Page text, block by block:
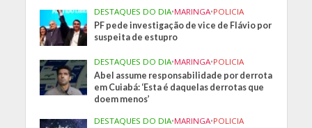
DESTAQUES DO DIA•MARINGA•POLICIA
PF pede investigação de vice de Flávio por
suspeita de estupro
DESTAQUES DO DIA•MARINGA•POLICIA
Abel assume responsabilidade por derrota
em Cuiabá: ‘Esta é daquelas derrotas que
doem menos’
DESTAQUES DO DIA•MARINGA•POLICIA